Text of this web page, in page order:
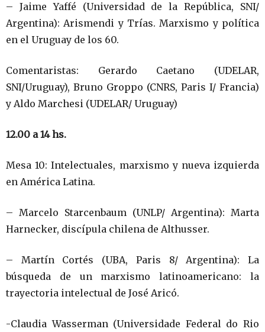
– Jaime Yaffé (Universidad de la República, SNI/
Argentina): Arismendi y Trías. Marxismo y política
en el Uruguay de los 60.
Comentaristas: Gerardo Caetano (UDELAR,
SNI/Uruguay), Bruno Groppo (CNRS, Paris I/ Francia)
y Aldo Marchesi (UDELAR/ Uruguay)
12.00 a 14 hs.
Mesa 10: Intelectuales, marxismo y nueva izquierda
en América Latina.
– Marcelo Starcenbaum (UNLP/ Argentina): Marta
Harnecker, discípula chilena de Althusser.
– Martín Cortés (UBA, Paris 8/ Argentina): La
búsqueda de un marxismo latinoamericano: la
trayectoria intelectual de José Aricó.
-Claudia Wasserman (Universidade Federal do Rio